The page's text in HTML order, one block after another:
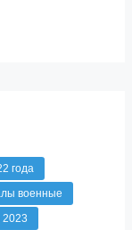
года
военные